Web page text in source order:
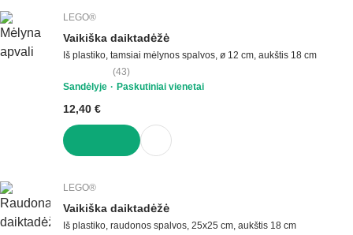
LEGO®
Vaikiška daiktadėžė
Iš plastiko, tamsiai mėlynos spalvos, ø 12 cm, aukštis 18 cm
(43)
Sandėlyje
Paskutiniai vienetai
12,40 €
LEGO®
Vaikiška daiktadėžė
Iš plastiko, raudonos spalvos, 25x25 cm, aukštis 18 cm